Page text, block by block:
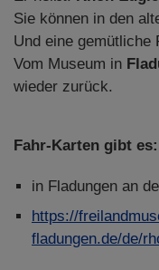
Sie können in den
Und eine gemütliche
Vom Museum in
wieder zurück.
Fahr-Karten gibt es:
in Fladungen an
https://
fladungen.de/de/